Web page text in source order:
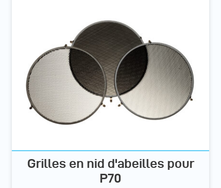
Grilles en nid d'abeilles pour
P70